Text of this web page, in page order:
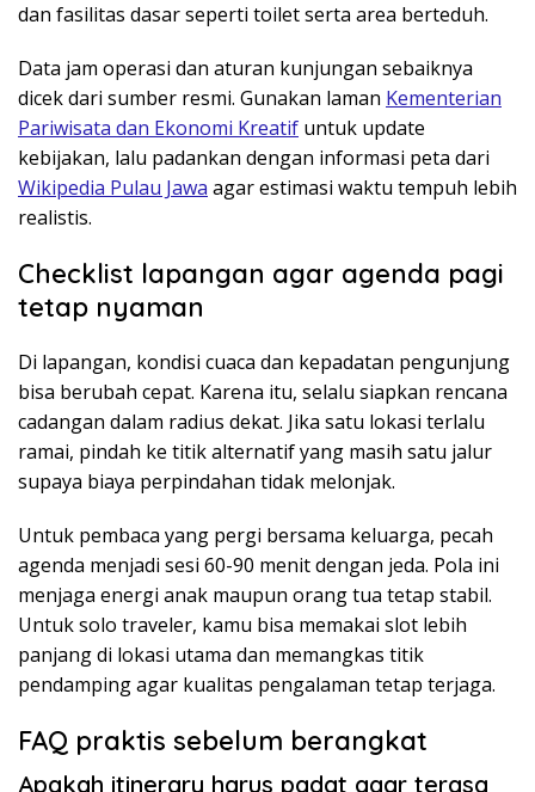
dan fasilitas dasar seperti toilet serta area berteduh.
Data jam operasi dan aturan kunjungan sebaiknya
dicek dari sumber resmi. Gunakan laman Kementerian
Pariwisata dan Ekonomi Kreatif untuk update
kebijakan, lalu padankan dengan informasi peta dari
Wikipedia Pulau Jawa agar estimasi waktu tempuh lebih
realistis.
Checklist lapangan agar agenda pagi
tetap nyaman
Di lapangan, kondisi cuaca dan kepadatan pengunjung
bisa berubah cepat. Karena itu, selalu siapkan rencana
cadangan dalam radius dekat. Jika satu lokasi terlalu
ramai, pindah ke titik alternatif yang masih satu jalur
supaya biaya perpindahan tidak melonjak.
Untuk pembaca yang pergi bersama keluarga, pecah
agenda menjadi sesi 60-90 menit dengan jeda. Pola ini
menjaga energi anak maupun orang tua tetap stabil.
Untuk solo traveler, kamu bisa memakai slot lebih
panjang di lokasi utama dan memangkas titik
pendamping agar kualitas pengalaman tetap terjaga.
FAQ praktis sebelum berangkat
Apakah itinerary harus padat agar terasa